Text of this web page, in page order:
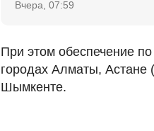
Вчера, 07:59
При этом обеспечение
городах Алматы, Астане
Шымкенте.